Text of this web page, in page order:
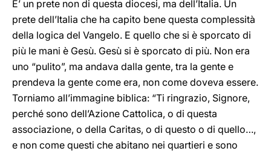
E’ un prete non di questa diocesi, ma dell’Italia. Un
prete dell’Italia che ha capito bene questa complessità
della logica del Vangelo. E quello che si è sporcato di
più le mani è Gesù. Gesù si è sporcato di più. Non era
uno “pulito”, ma andava dalla gente, tra la gente e
prendeva la gente come era, non come doveva essere.
Torniamo all’immagine biblica: “Ti ringrazio, Signore,
perché sono dell’Azione Cattolica, o di questa
associazione, o della Caritas, o di questo o di quello…,
e non come questi che abitano nei quartieri e sono